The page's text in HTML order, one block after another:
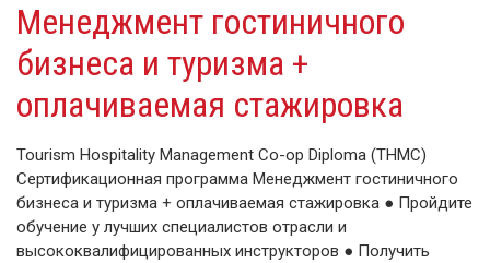
Менеджмент гостиничного
бизнеса и туризма +
оплачиваемая стажировка
Tourism Hospitality Management Co-op Diploma (THMC)
Сертификационная программа Менеджмент гостиничного
бизнеса и туризма + оплачиваемая стажировка ● Пройдите
обучение у лучших специалистов отрасли и
высококвалифицированных инструкторов ● Получить